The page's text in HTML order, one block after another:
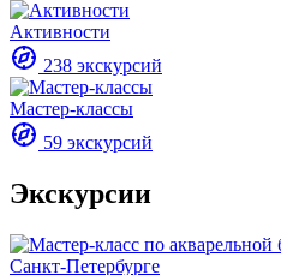
Активности
238 экскурсий
Мастер-классы
59 экскурсий
Экскурсии